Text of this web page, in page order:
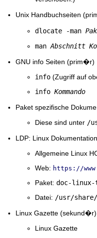
Unix Handbuchseiten
dlocate -man
man Abschnitt
GNU info Seiten (prim�r)
info (Zugriff auf
info Kommando
Paket spezifische
Diese sind unter /
LDP: Linux
Allgemeine Linux
Web: https://
Paket: doc-
Datei: /usr/share/
Linux Gazette
Linux Gazette